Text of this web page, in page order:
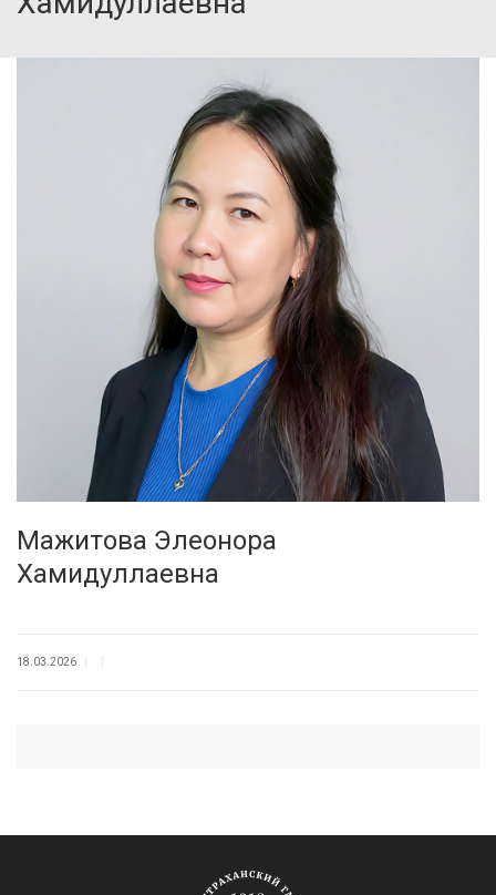
Мажитова Элеонора
Хамидуллаевна
18.03.2026